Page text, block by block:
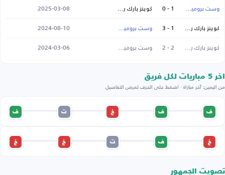
وست بروميتش
1 - 0 كوينز بارك رينجرز
2025-03-08
كوينز بارك رينجرز
1 - 3 وست بروميتش
2024-08-10
كوينز بارك رينجرز
2 - 2 وست بروميتش 2024-03-06
اخر 5 مباريات لكل فريق
من اليمين: آخر مباراة · اضغط على الحرف لعرض التفاصيل
ف ف خ ت ف
خ ف ت خ خ
تصويت الجمهور